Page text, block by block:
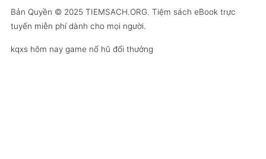
Bản Quyền © 2025 TIEMSACH.ORG. Tiệm sách eBook trực
tuyến miễn phí dành cho mọi người.
kqxs hôm nay game nổ hũ đổi thưởng